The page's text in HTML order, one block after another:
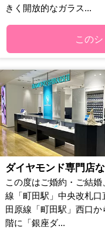
きく開放的なガラス...
この
ダイヤモンド専門店
この度はご婚約・ご結
線「町田駅」中央改札
田原線「町田駅」西口
階に「銀座ダ...